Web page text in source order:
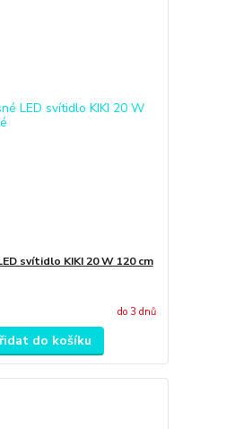
svítidlo KIKI 20 W 120 cm
do 3 dnů
do košíku